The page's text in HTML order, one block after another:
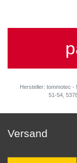
Hersteller: tommotec -
51-54,
Versand